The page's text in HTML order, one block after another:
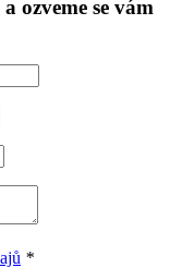
ozveme se vám
*